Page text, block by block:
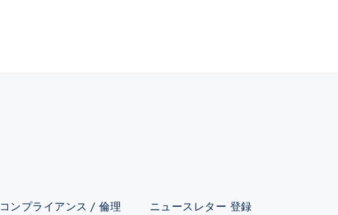
コンプライアンス / 倫理
ニュースレター 登録